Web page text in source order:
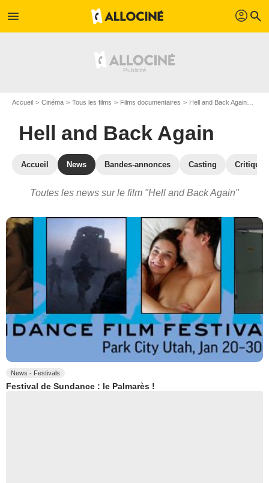
menu profil search
Accueil Cinéma Tous les films Films documentaires Hell and Back Again
Hell and Back Again
Accueil News Bandes-annonces Casting
Toutes les news sur le film "Hell and Back Again"
News - Festivals
Festival de Sundance : le Palmarès !